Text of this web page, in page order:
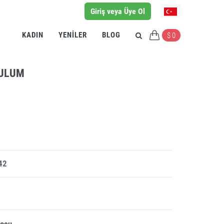
Giriş veya Üye Ol
KADIN YENILER BLOG $ 0